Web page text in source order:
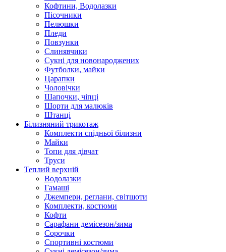
Кофтини, Водолазки
Пісочники
Пелюшки
Пледи
Повзунки
Слинявчики
Сукні для новонароджених
Футболки, майки
Царапки
Чоловічки
Шапочки, чіпці
Шорти для малюків
Штанці
Білизняний трикотаж
Комплекти спідньої білизни
Майки
Топи для дівчат
Труси
Теплий верхній
Водолазки
Гамаші
Джемпери, реглани, світшоти
Комплекти, костюми
Кофти
Сарафани демісезон/зима
Сорочки
Спортивні костюми